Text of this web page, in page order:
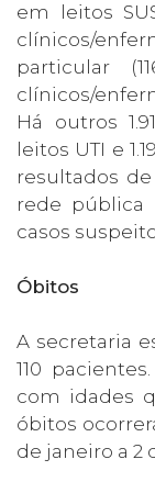
em leitos
clínicos/
particular
clínicos/
Há outros
leitos UTI e
resultados
rede pública
casos
Óbitos
A secretaria
110
com idades
óbitos
de janeiro a 2